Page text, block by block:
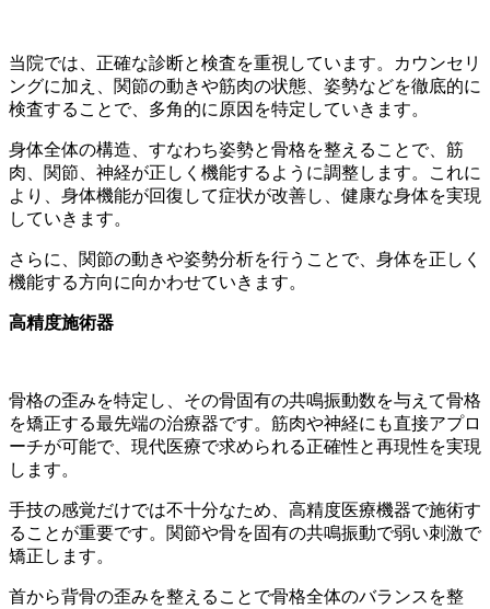
当院では、正確な診断と検査を重視しています。カウンセリ
ングに加え、関節の動きや筋肉の状態、姿勢などを徹底的に
検査することで、多角的に原因を特定していきます。
身体全体の構造、すなわち姿勢と骨格を整えることで、筋
肉、関節、神経が正しく機能するように調整します。これに
より、身体機能が回復して症状が改善し、健康な身体を実現
していきます。
さらに、関節の動きや姿勢分析を行うことで、身体を正しく
機能する方向に向かわせていきます。
高精度施術器
骨格の歪みを特定し、その骨固有の共鳴振動数を与えて骨格
を矯正する最先端の治療器です。筋肉や神経にも直接アプロ
ーチが可能で、現代医療で求められる正確性と再現性を実現
します。
手技の感覚だけでは不十分なため、高精度医療機器で施術す
ることが重要です。関節や骨を固有の共鳴振動で弱い刺激で
矯正します。
首から背骨の歪みを整えることで骨格全体のバランスを整